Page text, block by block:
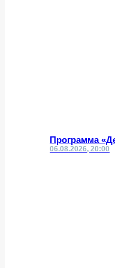
Программа
06.08.2026, 20:00